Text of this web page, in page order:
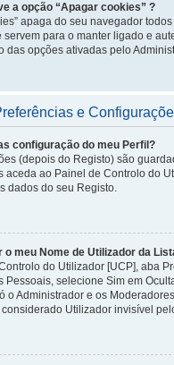
a opção “Apagar cookies” ?
apaga do seu navegador
servem para o manter ligado e
das opções ativadas pelo
e
configuração do meu Perfil?
(depois do Registo) são
aceda ao Painel de Controlo do
dados do seu Registo.
o meu Nome de Utilizador da
do Utilizador [UCP], aba
Pessoais, selecione Sim em
o Administrador e os
considerado Utilizador invisível